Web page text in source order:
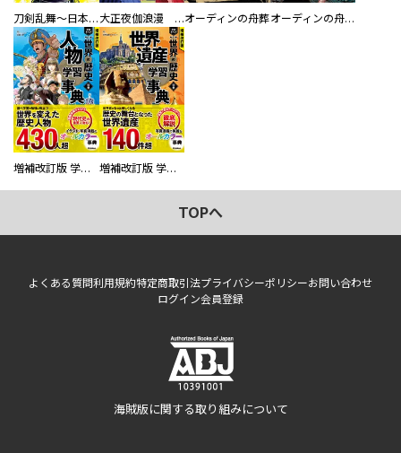
刀剣乱舞～日本号つれづれ酒～ 大正夜伽浪漫 －金曜日の花嫁—オーディンの舟葬 オーディンの舟葬 分冊版
増補改訂版 学研まんが NEW世界の歴史 別巻 人物学習事典 増補改訂版 学研まんが NEW世界の歴史 別巻 世界遺産学習事典
TOPへ
よくある質問利用規約特定商取引法プライバシーポリシーお問い合わせ
ログイン会員登録
海賊版に関する取り組みについて